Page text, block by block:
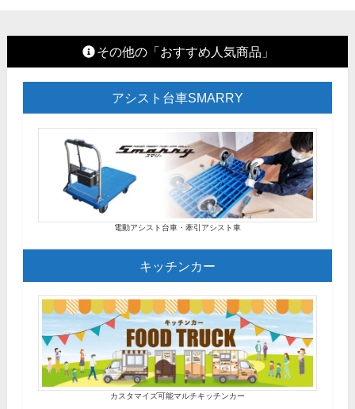
その他の「おすすめ人気商品」
アシスト台車SMARRY
電動アシスト台車・牽引アシスト車
キッチンカー
カスタマイズ可能マルチキッチンカー